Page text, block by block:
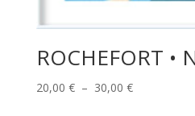
ROCHEFORT •
20,00 € – 30,00 €Plage